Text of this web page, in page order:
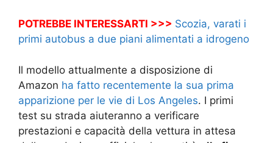
POTREBBE INTERESSARTI >>> Scozia, varati i
primi autobus a due piani alimentati a idrogeno
Il modello attualmente a disposizione di
Amazon ha fatto recentemente la sua prima
apparizione per le vie di Los Angeles. I primi
test su strada aiuteranno a verificare
prestazioni e capacità della vettura in attesa